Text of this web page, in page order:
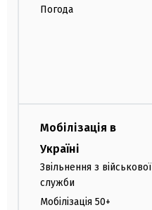
Погода
Мобілізація в
Україні
Звільнення з військової
служби
Мобілізація 50+